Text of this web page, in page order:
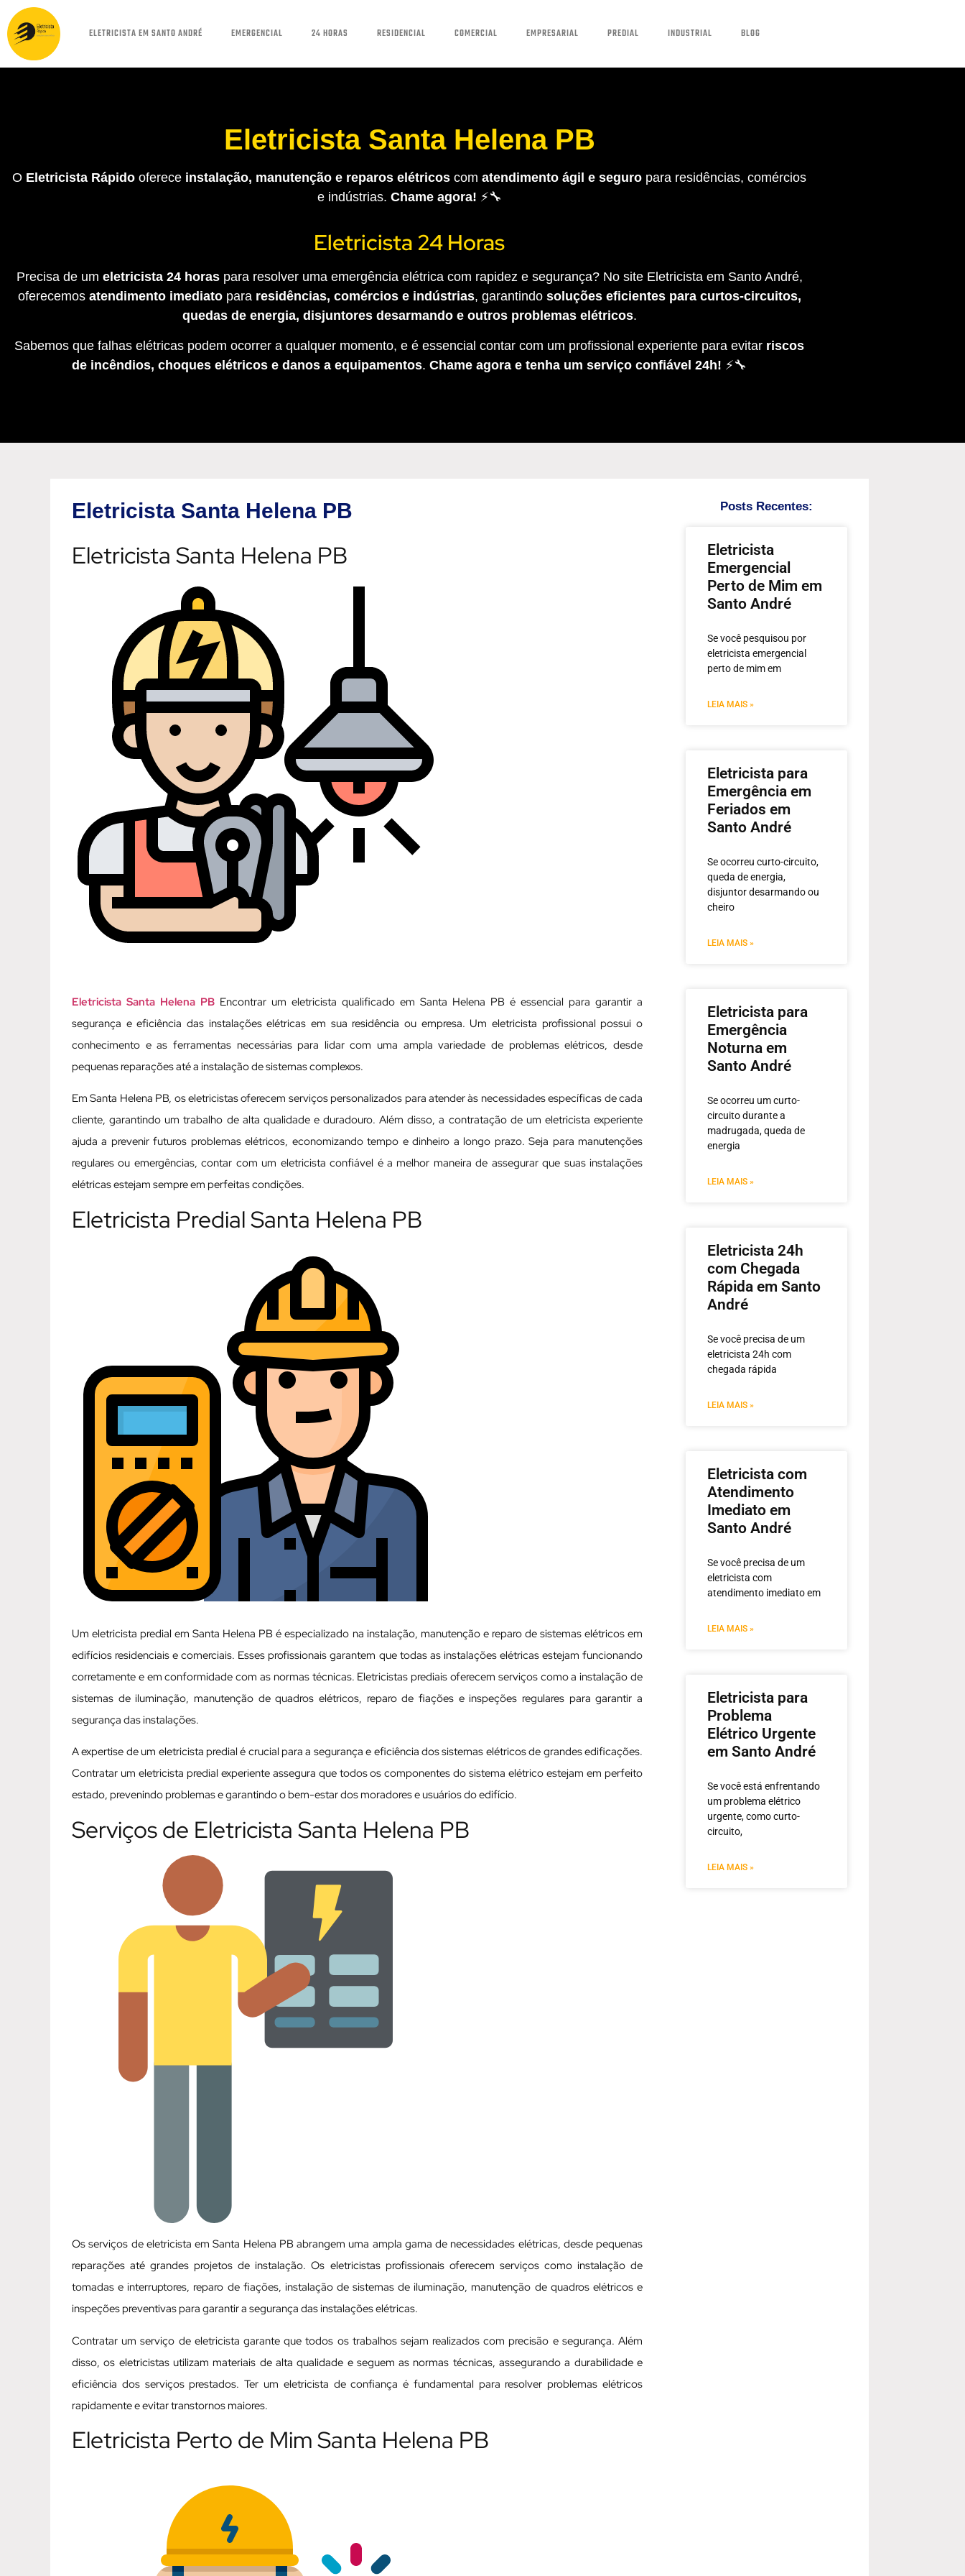
ELETRICISTA EM SANTO ANDRÉ EMERGENCIAL 24 HORAS RESIDENCIAL COMERCIAL EMPRESARIAL PREDIAL INDUSTRIAL BLOG
Eletricista Santa Helena PB
O Eletricista Rápido oferece instalação, manutenção e reparos elétricos com atendimento ágil e seguro para residências, comércios
e indústrias. Chame agora! ⚡🔧
Eletricista 24 Horas
Precisa de um eletricista 24 horaspara resolver uma emergência elétrica com rapidez e segurança? No site Eletricista em Santo André,
oferecemos atendimento imediatopara residências, comércios e indústrias, garantindo soluções eficientes para curtos-circuitos,
quedas de energia, disjuntores desarmando e outros problemas elétricos.
Sabemos que falhas elétricas podem ocorrer a qualquer momento, e é essencial contar com um profissional experiente para evitar riscos
de incêndios, choques elétricos e danos a equipamentos. Chame agora e tenha um serviço confiável 24h! ⚡🔧
Eletricista Santa Helena PB
Eletricista Santa Helena PB
Eletricista Santa Helena PB Encontrar um eletricista qualificado em Santa Helena PB é essencial para garantir a
segurança e eficiência das instalações elétricas em sua residência ou empresa. Um eletricista profissional possui o
conhecimento e as ferramentas necessárias para lidar com uma ampla variedade de problemas elétricos, desde
pequenas reparações até a instalação de sistemas complexos.
Em Santa Helena PB, os eletricistas oferecem serviços personalizados para atender às necessidades específicas de cada
cliente, garantindo um trabalho de alta qualidade e duradouro. Além disso, a contratação de um eletricista experiente
ajuda a prevenir futuros problemas elétricos, economizando tempo e dinheiro a longo prazo. Seja para manutenções
regulares ou emergências, contar com um eletricista confiável é a melhor maneira de assegurar que suas instalações
elétricas estejam sempre em perfeitas condições.
Eletricista Predial Santa Helena PB
Um eletricista predial em Santa Helena PB é especializado na instalação, manutenção e reparo de sistemas elétricos em
edifícios residenciais e comerciais. Esses profissionais garantem que todas as instalações elétricas estejam funcionando
corretamente e em conformidade com as normas técnicas. Eletricistas prediais oferecem serviços como a instalação de
sistemas de iluminação, manutenção de quadros elétricos, reparo de fiações e inspeções regulares para garantir a
segurança das instalações.
A expertise de um eletricista predial é crucial para a segurança e eficiência dos sistemas elétricos de grandes edificações.
Contratar um eletricista predial experiente assegura que todos os componentes do sistema elétrico estejam em perfeito
estado, prevenindo problemas e garantindo o bem-estar dos moradores e usuários do edifício.
Serviços de Eletricista Santa Helena PB
Os serviços de eletricista em Santa Helena PB abrangem uma ampla gama de necessidades elétricas, desde pequenas
reparações até grandes projetos de instalação. Os eletricistas profissionais oferecem serviços como instalação de
tomadas e interruptores, reparo de fiações, instalação de sistemas de iluminação, manutenção de quadros elétricos e
inspeções preventivas para garantir a segurança das instalações elétricas.
Contratar um serviço de eletricista garante que todos os trabalhos sejam realizados com precisão e segurança. Além
disso, os eletricistas utilizam materiais de alta qualidade e seguem as normas técnicas, assegurando a durabilidade e
eficiência dos serviços prestados. Ter um eletricista de confiança é fundamental para resolver problemas elétricos
rapidamente e evitar transtornos maiores.
Eletricista Perto de Mim Santa Helena PB
Posts Recentes:
Eletricista
Emergencial
Perto de Mim em
Santo André
Se você pesquisou por
eletricista emergencial
perto de mim em
LEIA MAIS »
Eletricista para
Emergência em
Feriados em
Santo André
Se ocorreu curto-circuito,
queda de energia,
disjuntor desarmando ou
cheiro
LEIA MAIS »
Eletricista para
Emergência
Noturna em
Santo André
Se ocorreu um curto-
circuito durante a
madrugada, queda de
energia
LEIA MAIS »
Eletricista 24h
com Chegada
Rápida em Santo
André
Se você precisa de um
eletricista 24h com
chegada rápida
LEIA MAIS »
Eletricista com
Atendimento
Imediato em
Santo André
Se você precisa de um
eletricista com
atendimento imediato em
LEIA MAIS »
Eletricista para
Problema
Elétrico Urgente
em Santo André
Se você está enfrentando
um problema elétrico
urgente, como curto-
circuito,
LEIA MAIS »